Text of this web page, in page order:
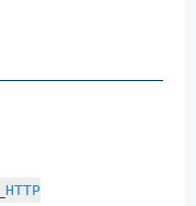
HTTP